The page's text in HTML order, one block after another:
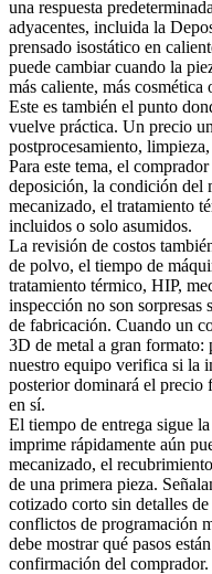
una respuesta
adyacentes, incluida la
prensado isostático en
puede cambiar cuando la
más caliente, más cosmética
Este es también el punto
vuelve práctica. Un precio
postprocesamiento,
Para este tema, el
deposición, la condición del
mecanizado, el tratamiento
incluidos o solo asumidos.
La revisión de costos
de polvo, el tiempo de
tratamiento térmico, HIP,
inspección no son sorpresas
de fabricación. Cuando un
3D de metal a gran formato:
nuestro equipo verifica si la
posterior dominará el precio
en sí.
El tiempo de entrega sigue
imprime rápidamente aún
mecanizado, el
de una primera pieza.
cotizado corto sin detalles
conflictos de programación
debe mostrar qué pasos
confirmación del comprador.